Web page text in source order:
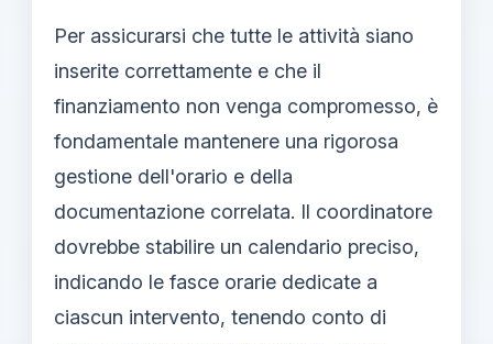
Per assicurarsi che tutte le attività siano
inserite correttamente e che il
finanziamento non venga compromesso, è
fondamentale mantenere una rigorosa
gestione dell'orario e della
documentazione correlata. Il coordinatore
dovrebbe stabilire un calendario preciso,
indicando le fasce orarie dedicate a
ciascun intervento, tenendo conto di